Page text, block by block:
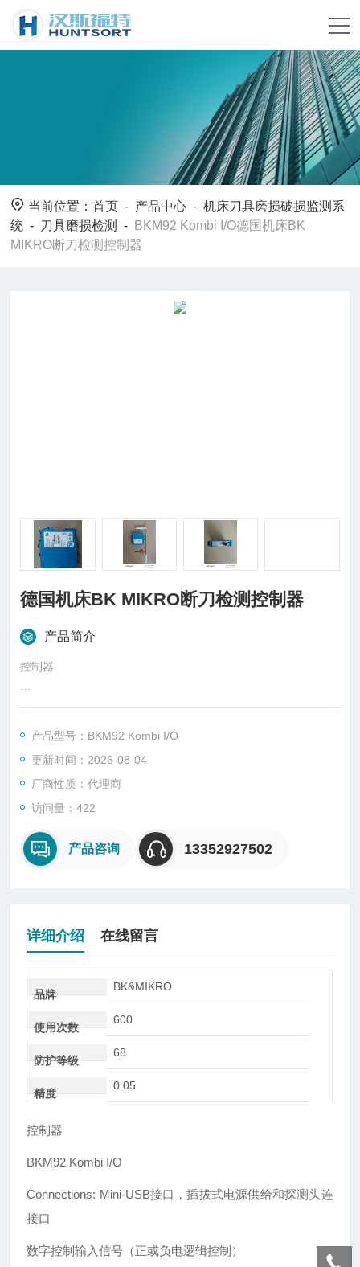
当前位置：首页 - 产品中心 -机床刀具磨损破损监测系
统 - 刀具磨损检测 -
BKM92 Kombi I/O德国机床BK
MIKRO断刀检测控制器
德国机床BK MIKRO断刀检测控制器
产品简介
控制器
BKM92 Kombi I/O
Connections: Mini-USB接口，插拔式电源供给和探测头连接口
数字控制输入信号（正或负电逻辑控制）
产品型号：BKM92 Kombi I/O
更新时间：2026-08-04
厂商性质：代理商
访问量：422
产品咨询 13352927502
详细介绍 在线留言
品牌
BK&MIKRO
使用次数
600
防护等级
68
精度
0.05
控制器
BKM92 Kombi I/O
Connections: Mini-USB接口，插拔式电源供给和探测头连
接口
数字控制输入信号（正或负电逻辑控制）